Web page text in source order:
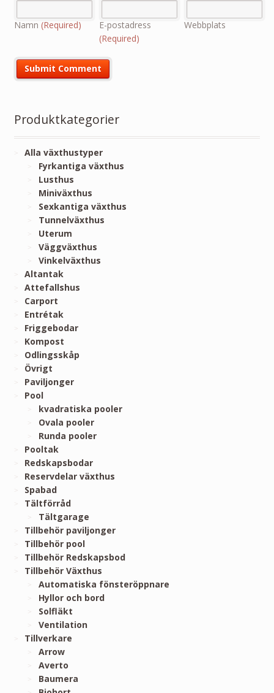
Namn (Required)
E-postadress
(Required)
Webbplats
Produktkategorier
Alla växthustyper
Fyrkantiga växthus
Lusthus
Miniväxthus
Sexkantiga växthus
Tunnelväxthus
Uterum
Väggväxthus
Vinkelväxthus
Altantak
Attefallshus
Carport
Entrétak
Friggebodar
Kompost
Odlingsskåp
Övrigt
Paviljonger
Pool
kvadratiska pooler
Ovala pooler
Runda pooler
Pooltak
Redskapsbodar
Reservdelar växthus
Spabad
Tältförråd
Tältgarage
Tillbehör paviljonger
Tillbehör pool
Tillbehör Redskapsbod
Tillbehör Växthus
Automatiska fönsteröppnare
Hyllor och bord
Solfläkt
Ventilation
Tillverkare
Arrow
Averto
Baumera